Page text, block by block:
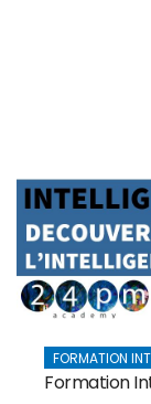
FORMATION
Formation